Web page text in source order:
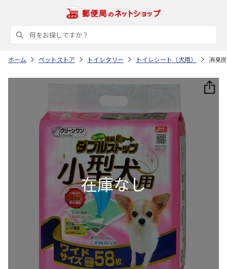
ホーム ペットストア トイレタリー トイレシート（犬用） 消臭